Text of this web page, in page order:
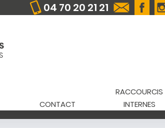
04 70 20 21 21
CONTACT
RACCOURCIS
INTERNES